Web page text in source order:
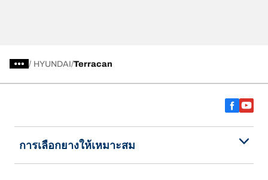
/ HYUNDAI Terracan
การเลือกยางให้เหมาะสม